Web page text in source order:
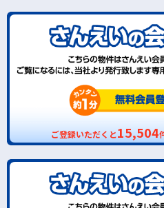
ご登録いただくと15,504